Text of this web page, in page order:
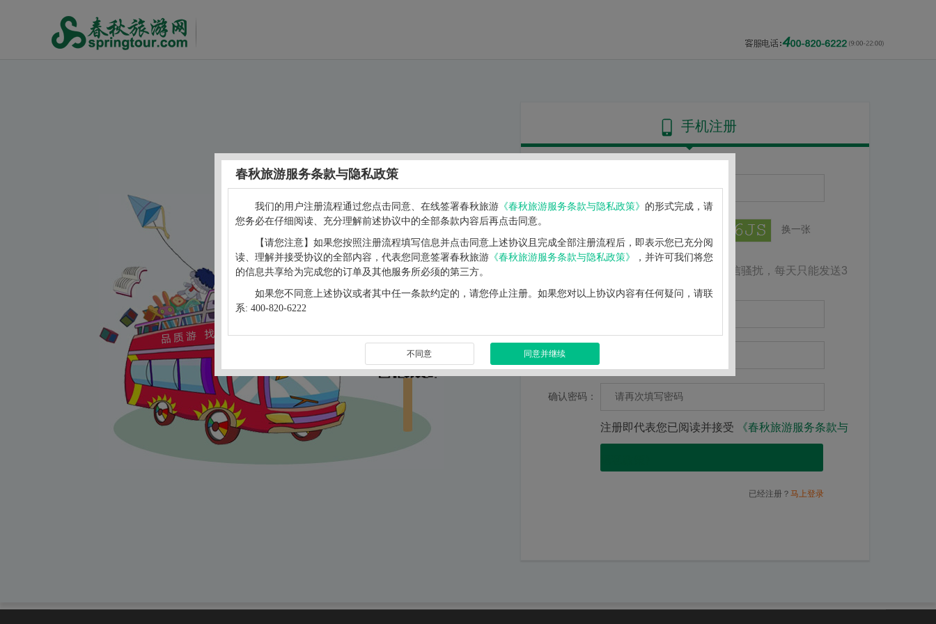
手机注册
手机号码：
换一张
为了防止短信骚扰，每天只能发送3
次
确认密码：
注册即代表您已阅读并接受 《春秋旅游服务条款与
已经注册？ 马上登录
春秋旅游服务条款与隐私政策
我们的用户注册流程通过您点击同意、在线签署春秋旅游《春秋旅游服务条款与隐私政策》 的形式完成，请
您务必在仔细阅读、充分理解前述协议中的全部条款内容后再点击同意。
【请您注意】如果您按照注册流程填写信息并点击同意上述协议且完成全部注册流程后，即表示您已充分阅
读、理解并接受协议的全部内容，代表您同意签署春秋旅游《春秋旅游服务条款与隐私政策》
，并许可我们将您
的信息共享给为完成您的订单及其他服务所必须的第三方。
如果您不同意上述协议或者其中任一条款约定的，请您停止注册。如果您对以上协议内容有任何疑问，请联
系: 400-820-6222
不同意 同意并继续